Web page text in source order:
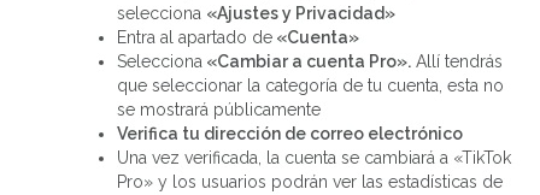
selecciona «Ajustes y Privacidad»
Entra al apartado de «Cuenta»
Selecciona «Cambiar a cuenta Pro». Allí tendrás
que seleccionar la categoría de tu cuenta, esta no
se mostrará públicamente
Verifica tu dirección de correo electrónico
Una vez verificada, la cuenta se cambiará a «TikTok
Pro» y los usuarios podrán ver las estadísticas de